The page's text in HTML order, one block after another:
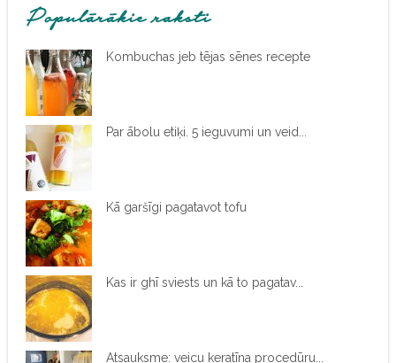
Populārākie raksti
Kombuchas jeb tējas sēnes recepte
Par ābolu etiķi. 5 ieguvumi un veid...
Kā garšīgi pagatavot tofu
Kas ir ghī sviests un kā to pagatav...
Atsauksme: veicu keratīna procedūru...